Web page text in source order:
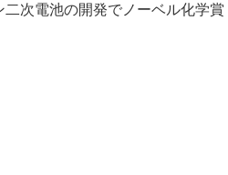
次電池の開発でノーベル化学賞